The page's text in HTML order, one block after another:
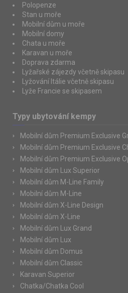
Polopenze
Stan u moře
Mobilní dům u moře
Mobilní domy
Chata u moře
Karavan u moře
Doprava zdarma
Lyžařské zájezdy včetně skipasu
Lyžování Itálie včetně skipasu
Lyže Francie se skipasem
Typy ubytování kempy
Mobilní dům Premium Exclusive
Mobilní dům Premium Exclusive
Mobilní dům Premium Exclusive
Mobilní dům Lux Superior
Mobilní dům M-Line Family
Mobilní dům M-Line
Mobilní dům X-Line Design
Mobilní dům X-Line
Mobilní dům Lux Grand
Mobilní dům Lux
Mobilní dům Domus
Mobilní dům Classic
Karavan Superior
Chatka/Chatka Cool